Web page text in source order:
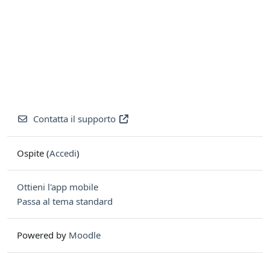
Contatta il supporto
Ospite (Accedi)
Ottieni l'app mobile
Passa al tema standard
Powered by Moodle